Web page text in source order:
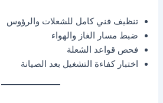
تنظيف فني كامل للشعلات والرؤوس
ضبط مسار الغاز والهواء
فحص قواعد الشعلة
اختبار كفاءة التشغيل بعد الصيانة